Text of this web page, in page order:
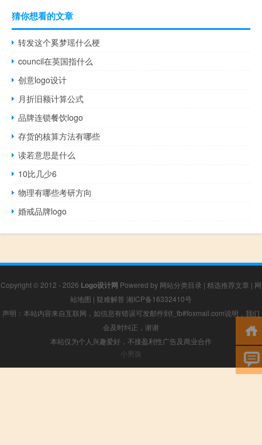
猜你想看的文章
转发这个奚梦瑶什么梗
council在英国指什么
创意logo设计
月折旧额计算公式
品牌连锁餐饮logo
存货的核算方法有哪些
读若意思是什么
10比几少6
物理有哪些考研方向
婚戒品牌logo
Copyright © 2012 - 2026 Logo设计网 Powered by 网站分类目录 | 精选推荐文章 | 网
站地图 | 疑难解答 湘ICP备16332410号
声明：本站内容来自互联网，如信息有错误可发邮件到f_fb#foxmail.com说明，我们
会及时纠正，谢谢
本站仅为个人兴趣爱好，不接盈利性广告及商业合作
小男孩